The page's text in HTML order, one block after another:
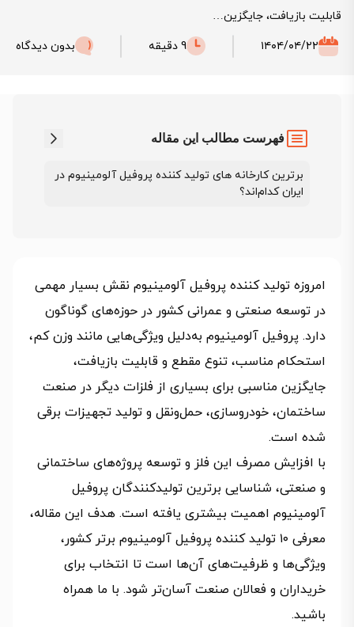
قابلیت بازیافت، جایگزین…
۱۴۰۴/۰۴/۲۲
9 دقیقه بدون دیدگاه
فهرست مطالب این مقاله
برترین کارخانه های تولید کننده پروفیل آلومینیوم در
ایران کدام‌اند؟
امروزه تولید کننده پروفیل آلومینیوم نقش بسیار مهمی
در توسعه صنعتی و عمرانی کشور در حوزه‌های گوناگون
دارد. پروفیل آلومینیوم به‌دلیل ویژگی‌هایی مانند وزن کم،
استحکام مناسب، تنوع مقطع و قابلیت بازیافت،
جایگزین مناسبی برای بسیاری از فلزات دیگر در صنعت
ساختمان، خودروسازی، حمل‌ونقل و تولید تجهیزات برقی
شده است.
با افزایش مصرف این فلز و توسعه پروژه‌های ساختمانی
و صنعتی، شناسایی برترین تولیدکنندگان پروفیل
آلومینیوم اهمیت بیشتری یافته است. هدف این مقاله،
معرفی ۱۰ تولید کننده پروفیل آلومینیوم برتر کشور،
ویژگی‌ها و ظرفیت‌های آن‌ها است تا انتخاب برای
خریداران و فعالان صنعت آسان‌تر شود. با ما همراه
باشید.